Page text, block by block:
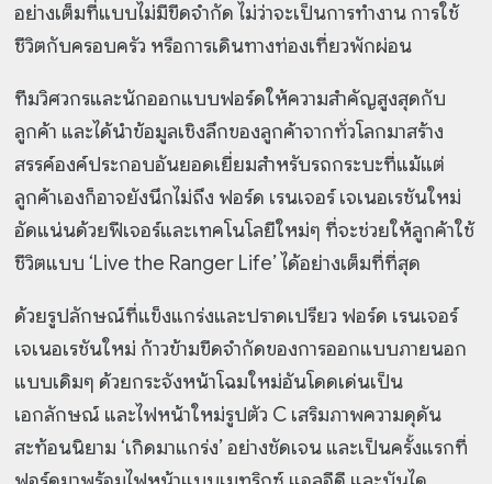
อย่างเต็มที่แบบไม่มีขีดจำกัด ไม่ว่าจะเป็นการทำงาน การใช้
ชีวิตกับครอบครัว หรือการเดินทางท่องเที่ยวพักผ่อน
ทีมวิศวกรและนักออกแบบฟอร์ดให้ความสำคัญสูงสุดกับ
ลูกค้า และได้นำข้อมูลเชิงลึกของลูกค้าจากทั่วโลกมาสร้าง
สรรค์องค์ประกอบอันยอดเยี่ยมสำหรับรถกระบะที่แม้แต่
ลูกค้าเองก็อาจยังนึกไม่ถึง ฟอร์ด เรนเจอร์ เจเนอเรชันใหม่
อัดแน่นด้วยฟีเจอร์และเทคโนโลยีใหม่ๆ ที่จะช่วยให้ลูกค้าใช้
ชีวิตแบบ ‘Live the Ranger Life’ ได้อย่างเต็มที่ที่สุด
ด้วยรูปลักษณ์ที่แข็งแกร่งและปราดเปรียว ฟอร์ด เรนเจอร์
เจเนอเรชันใหม่ ก้าวข้ามขีดจำกัดของการออกแบบภายนอก
แบบเดิมๆ ด้วยกระจังหน้าโฉมใหม่อันโดดเด่นเป็น
เอกลักษณ์ และไฟหน้าใหม่รูปตัว C เสริมภาพความดุดัน
สะท้อนนิยาม ‘เกิดมาแกร่ง’ อย่างชัดเจน และเป็นครั้งแรกที่